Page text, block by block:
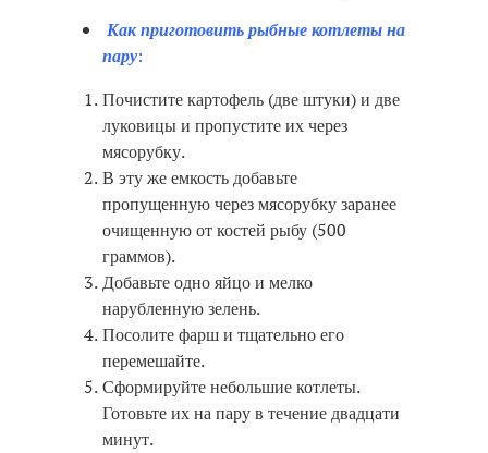
Как приготовить рыбные котлеты на
пару:
Почистите картофель (две штуки) и две
луковицы и пропустите их через
мясорубку.
В эту же емкость добавьте
пропущенную через мясорубку заранее
очищенную от костей рыбу (500
граммов).
Добавьте одно яйцо и мелко
нарубленную зелень.
Посолите фарш и тщательно его
перемешайте.
Сформируйте небольшие котлеты.
Готовьте их на пару в течение двадцати
минут.